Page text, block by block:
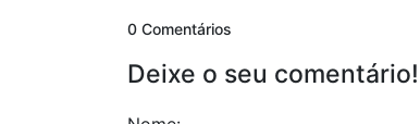
0 Comentários
Deixe o seu comentário!